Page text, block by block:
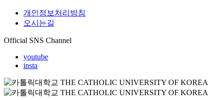
개인정보처리방침
오시는길
Official SNS Channel
youtube
insta